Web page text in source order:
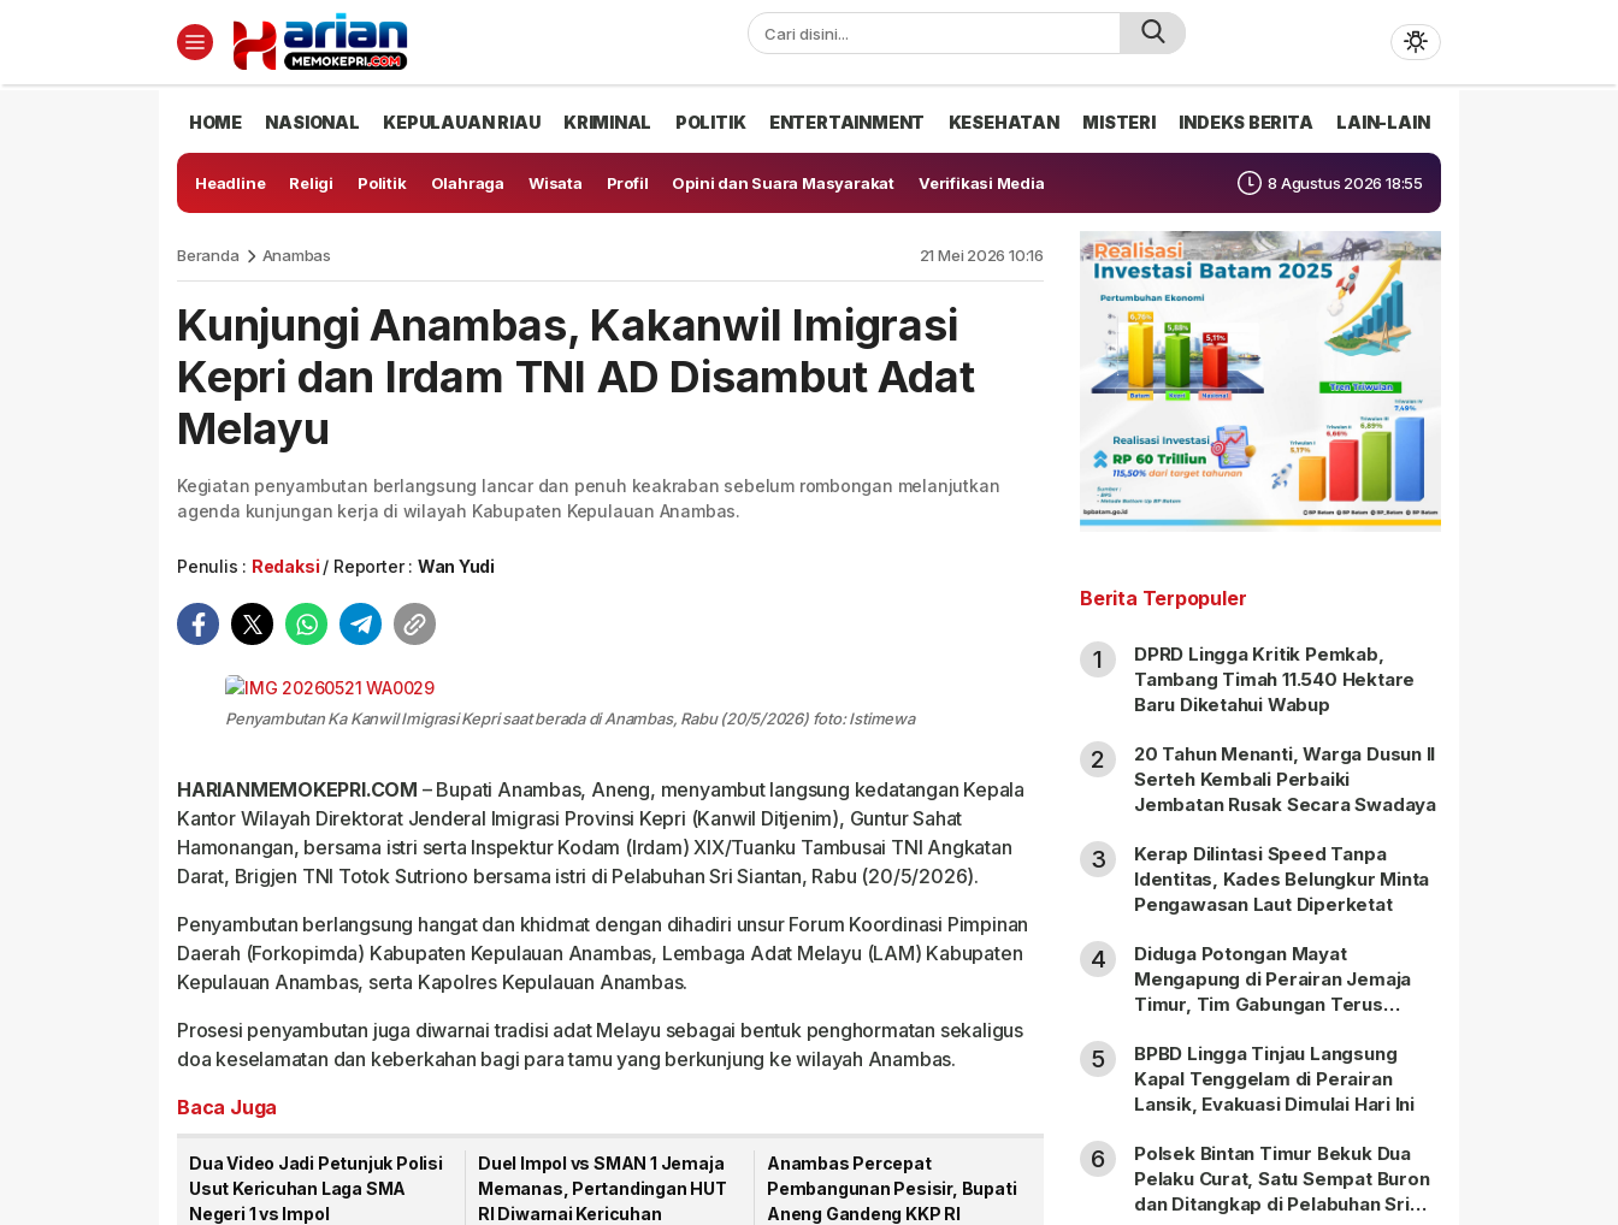
HOME NASIONAL KEPULAUAN RIAU KRIMINAL POLITIK ENTERTAINMENT KESEHATAN MISTERI INDEKS BERITA LAIN-LAIN
Headline Religi Politik Olahraga Wisata Profil Opini dan Suara Masyarakat Verifikasi Media 8 Agustus 2026 18:55
Beranda Anambas 21 Mei 2026 10:16
Kunjungi Anambas, Kakanwil Imigrasi
Kepri dan Irdam TNI AD Disambut Adat
Melayu
Kegiatan penyambutan berlangsung lancar dan penuh keakraban sebelum rombongan melanjutkan
agenda kunjungan kerja di wilayah Kabupaten Kepulauan Anambas.
Penulis : Redaksi Reporter : Wan Yudi
Penyambutan Ka Kanwil Imigrasi Kepri saat berada di Anambas, Rabu (20/5/2026) foto: Istimewa
HARIANMEMOKEPRI.COM – Bupati Anambas, Aneng, menyambut langsung kedatangan Kepala
Kantor Wilayah Direktorat Jenderal Imigrasi Provinsi Kepri (Kanwil Ditjenim), Guntur Sahat
Hamonangan, bersama istri serta Inspektur Kodam (Irdam) XIX/Tuanku Tambusai TNI Angkatan
Darat, Brigjen TNI Totok Sutriono bersama istri di Pelabuhan Sri Siantan, Rabu (20/5/2026).
Penyambutan berlangsung hangat dan khidmat dengan dihadiri unsur Forum Koordinasi Pimpinan
Daerah (Forkopimda) Kabupaten Kepulauan Anambas, Lembaga Adat Melayu (LAM) Kabupaten
Kepulauan Anambas, serta Kapolres Kepulauan Anambas.
Prosesi penyambutan juga diwarnai tradisi adat Melayu sebagai bentuk penghormatan sekaligus
doa keselamatan dan keberkahan bagi para tamu yang berkunjung ke wilayah Anambas.
Baca Juga
Dua Video Jadi Petunjuk Polisi
Usut Kericuhan Laga SMA
Negeri 1 vs Impol
Duel Impol vs SMAN 1 Jemaja
Memanas, Pertandingan HUT
RI Diwarnai Kericuhan
Anambas Percepat
Pembangunan Pesisir, Bupati
Aneng Gandeng KKP RI
Berita Terpopuler
1
DPRD Lingga Kritik Pemkab,
Tambang Timah 11.540 Hektare
Baru Diketahui Wabup
2
20 Tahun Menanti, Warga Dusun II
Serteh Kembali Perbaiki
Jembatan Rusak Secara Swadaya
3
Kerap Dilintasi Speed Tanpa
Identitas, Kades Belungkur Minta
Pengawasan Laut Diperketat
4
Diduga Potongan Mayat
Mengapung di Perairan Jemaja
Timur, Tim Gabungan Terus
5
BPBD Lingga Tinjau Langsung
Kapal Tenggelam di Perairan
Lansik, Evakuasi Dimulai Hari Ini
6
Polsek Bintan Timur Bekuk Dua
Pelaku Curat, Satu Sempat Buron
dan Ditangkap di Pelabuhan Sri